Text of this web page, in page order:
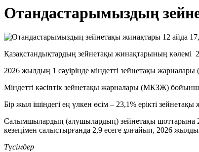
Отандастарымыздың
Қазақстандықтардың зейнетақы жинақтарының көлемі
2026 жылдың 1 сәуірінде міндетті зейнетақы
Міндетті кәсіптік зейнетақы жарналары (МКЗЖ)
Бір жыл ішіндегі ең үлкен өсім – 23,1% ерікті
Салымшылардың (алушылардың) зейнетақы шоттарына
кезеңімен салыстырғанда 2,9 есеге ұлғайып, 2026
Түсімдер